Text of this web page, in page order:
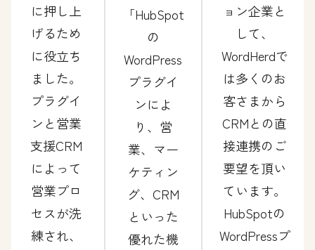
に押し上
げるため
に役立ち
ました。
プラグイ
ンと営業
支援CRM
によって
営業プロ
セスが洗
練され、
HubSpot
の
WordPress
プラグイ
ンによ
り、営
業、マー
ケティン
グ、CRM
といった
優れた機
ョン企業と
して、
WordHerdで
は多くのお
客さまから
CRMとの直
接連携のご
要望を頂い
ています。
HubSpotの
WordPressプ